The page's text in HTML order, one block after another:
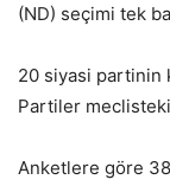
(ND) seçimi tek
20 siyasi partinin
Partiler
Anketlere göre 38